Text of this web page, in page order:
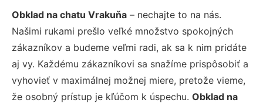
Obklad na chatu Vrakuňa – nechajte to na nás.
Našimi rukami prešlo veľké množstvo spokojných
zákazníkov a budeme veľmi radi, ak sa k nim pridáte
aj vy. Každému zákazníkovi sa snažíme prispôsobiť a
vyhovieť v maximálnej možnej miere, pretože vieme,
že osobný prístup je kľúčom k úspechu. Obklad na